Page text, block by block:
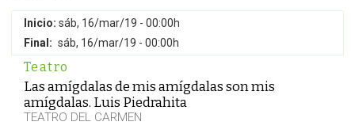
Inicio: sáb, 16/mar/19 - 00:00h
Final: sáb, 16/mar/19 - 00:00h
Teatro
Las amígdalas de mis amígdalas son mis
amígdalas. Luis Piedrahita
TEATRO DEL CARMEN